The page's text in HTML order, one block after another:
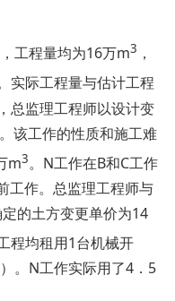
工程量均为16万m3 ，
实际工程量与估计工程
总监理工程师以设计变
该工作的性质和施工难
m3。N工作在B和C工作
工作。总监理工程师与
的土方变更单价为14
程均租用1台机械开
。N工作实际用了4．5